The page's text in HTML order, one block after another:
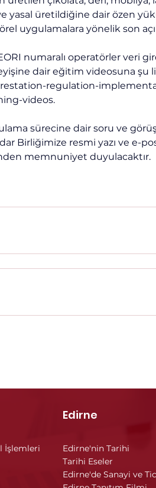
yasal üretildiğine dair özen
uygulamalara yönelik son
numaralı operatörler veri
dair eğitim videosuna şu
regulation-
videos.
sürecine dair soru ve
Birliğimize resmi yazı ve e-
memnuniyet duyulacaktır.
Edirne
İşlemleri
Edirne'nin Tarihi
Tarihi Eseler
Edirne'de Sanayi ve